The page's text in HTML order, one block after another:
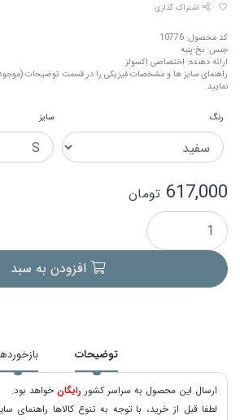
اشتراک گذاری
کد محصول: 10776
جنس: نخ-پنبه
ارائه دهنده: اختصاصی اِکسولز
راهنمای سایز ها و مشخصات فیزیکی را در قسمت توضیحات
نمایید.
رنگ سایز
617,000 تومان
افزودن به سبد
توضیحات
ارسال این محصول به سراسر کشور رایگانخواهد بود.
لطفا قبل از خرید، با توجه به تنوع کالاها